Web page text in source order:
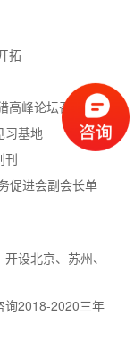
拓
峰论坛召开
习基地
刊
促进会副会长单
设北京、苏州、
询2018-2020三年